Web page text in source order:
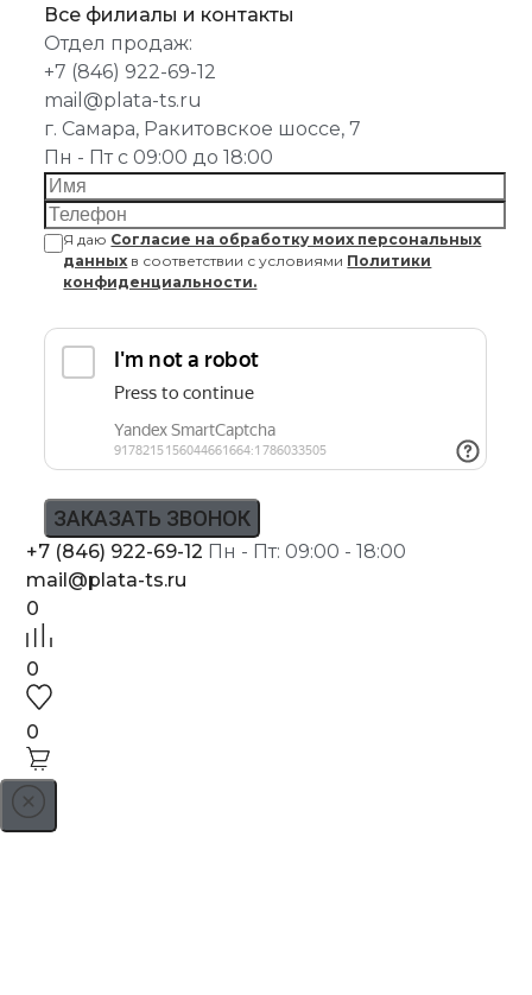
Все филиалы и контакты
Отдел продаж:
+7 (846) 922-69-12
mail@plata-ts.ru
г. Самара, Ракитовское шоссе, 7
Пн - Пт с 09:00 до 18:00
Я даю Согласие на обработку моих персональных
данных в соответствии с условиями Политики
конфиденциальности.
+7 (846) 922-69-12 Пн - Пт: 09:00 - 18:00
mail@plata-ts.ru
0
0
0